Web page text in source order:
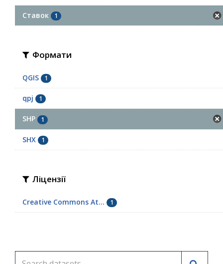
Ставок 1
Формати
QGIS 1
qpj 1
SHP 1
SHX 1
Ліцензії
Creative Commons At... 1